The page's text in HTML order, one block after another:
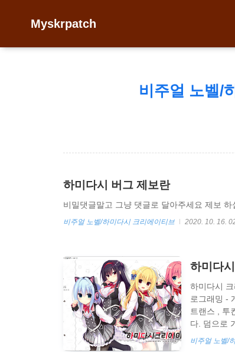
Myskrpatch
비주얼 노벨/
하미다시 버그 제보란
비밀댓글말고 그냥 댓글로 달아주세요 제보
비주얼 노벨/하미다시 크리에이티브 2020. 10. 16.
하미다
하미다시
로그래밍 -
트랜스 , 투
다. 덤으로
을 보장하
비주얼 노벨/